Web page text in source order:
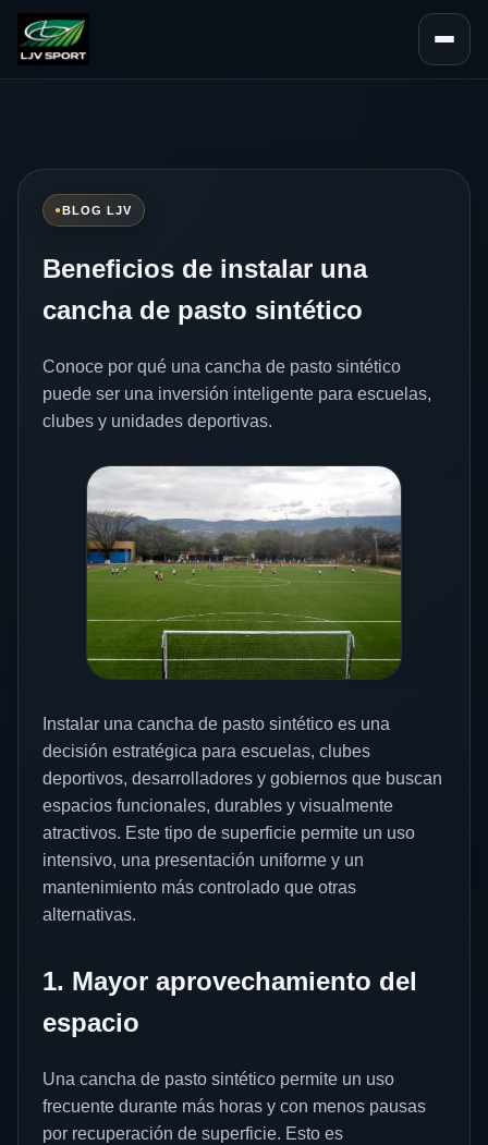
Abrir
BLOG LJV
Beneficios de instalar una
cancha de pasto sintético
Conoce por qué una cancha de pasto sintético
puede ser una inversión inteligente para escuelas,
clubes y unidades deportivas.
Instalar una cancha de pasto sintético es una
decisión estratégica para escuelas, clubes
deportivos, desarrolladores y gobiernos que buscan
espacios funcionales, durables y visualmente
atractivos. Este tipo de superficie permite un uso
intensivo, una presentación uniforme y un
mantenimiento más controlado que otras
alternativas.
1. Mayor aprovechamiento del
espacio
Una cancha de pasto sintético permite un uso
frecuente durante más horas y con menos pausas
por recuperación de superficie. Esto es